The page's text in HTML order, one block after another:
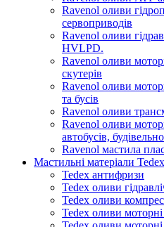
Ravenol оливи
сервоприводів
Ravenol оливи
HVLPD.
Ravenol оливи
скутерів
Ravenol оливи
та бусів
Ravenol оливи
Ravenol оливи
автобусів,
Ravenol мастила
Мастильні матеріали Tedex
Tedex антифризи
Tedex оливи
Tedex оливи
Tedex оливи